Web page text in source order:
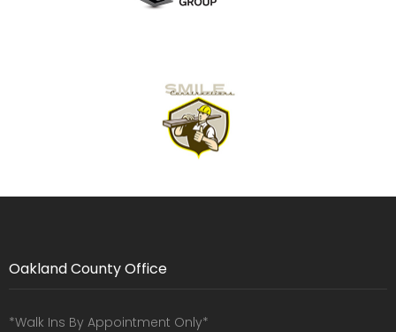
Oakland County Office
*Walk Ins By Appointment Only*